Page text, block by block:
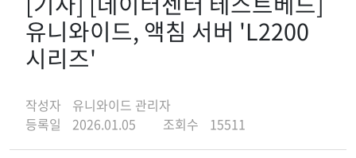
유니와이드, 액침 서버 'L2200
시리즈'
작성자
유니와이드 관리자
등록일
2026.01.05 조회수 15511